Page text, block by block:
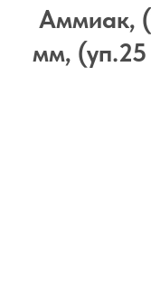
Аммиак,
мм,